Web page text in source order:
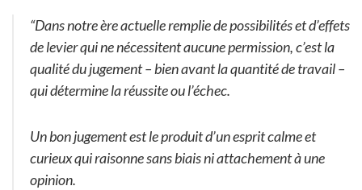
“Dans notre ère actuelle remplie de possibilités et d’effets
de levier qui ne nécessitent aucune permission, c’est la
qualité du jugement – bien avant la quantité de travail –
qui détermine la réussite ou l’échec.
Un bon jugement est le produit d’un esprit calme et
curieux qui raisonne sans biais ni attachement à une
opinion.